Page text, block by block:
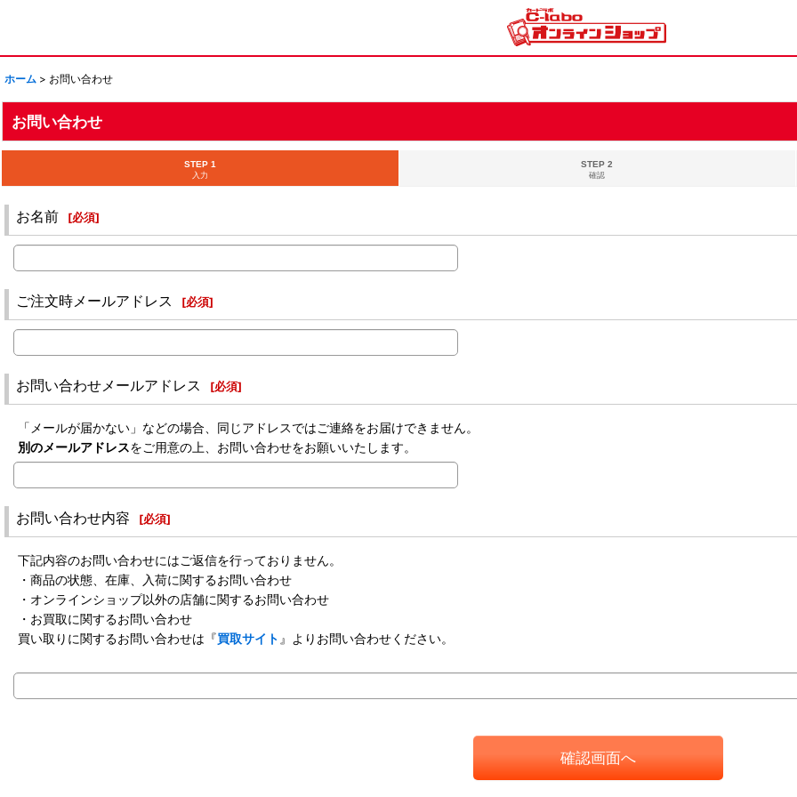
ホーム > お問い合わせ
お問い合わせ
STEP 1
入力
STEP 2
確認
お名前 [必須]
ご注文時メールアドレス [必須]
お問い合わせメールアドレス [必須]
「メールが届かない」などの場合、同じアドレスではご連絡をお届けできません。
別のメールアドレスをご用意の上、お問い合わせをお願いいたします。
お問い合わせ内容 [必須]
下記内容のお問い合わせにはご返信を行っておりません。
・商品の状態、在庫、入荷に関するお問い合わせ
・オンラインショップ以外の店舗に関するお問い合わせ
・お買取に関するお問い合わせ
買い取りに関するお問い合わせは『買取サイト 』よりお問い合わせください。
確認画面へ